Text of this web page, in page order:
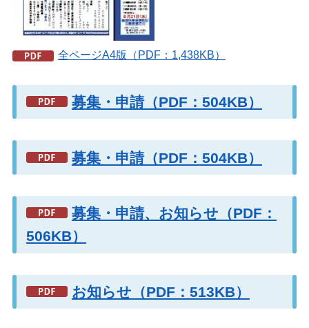
全ページA4版（PDF：1,438KB）
募集・申請（PDF：504KB）
募集・申請（PDF：504KB）
募集・申請、お知らせ（PDF：
506KB）
お知らせ（PDF：513KB）